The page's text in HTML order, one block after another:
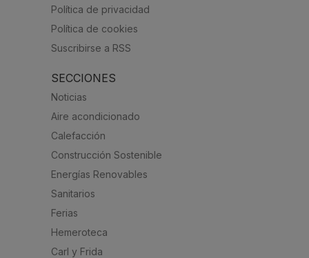
Política de privacidad
Política de cookies
Suscribirse a RSS
SECCIONES
Noticias
Aire acondicionado
Calefacción
Construcción Sostenible
Energías Renovables
Sanitarios
Ferias
Hemeroteca
Carl y Frida